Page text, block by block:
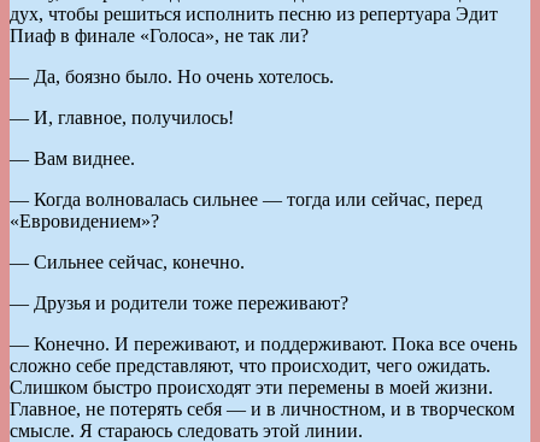
дух, чтобы решиться исполнить песню из репертуара Эдит
Пиаф в финале «Голоса», не так ли?
— Да, боязно было. Но очень хотелось.
— И, главное, получилось!
— Вам виднее.
— Когда волновалась сильнее — тогда или сейчас, перед
«Евровидением»?
— Сильнее сейчас, конечно.
— Друзья и родители тоже переживают?
— Конечно. И переживают, и поддерживают. Пока все очень
сложно себе представляют, что происходит, чего ожидать.
Слишком быстро происходят эти перемены в моей жизни.
Главное, не потерять себя — и в личностном, и в творческом
смысле. Я стараюсь следовать этой линии.